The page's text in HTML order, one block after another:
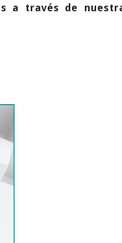
a través de